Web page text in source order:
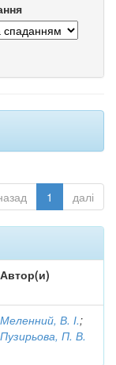
1 далі
Автор(и)
Меленний, В. І.;
Пузирьова, П. В.